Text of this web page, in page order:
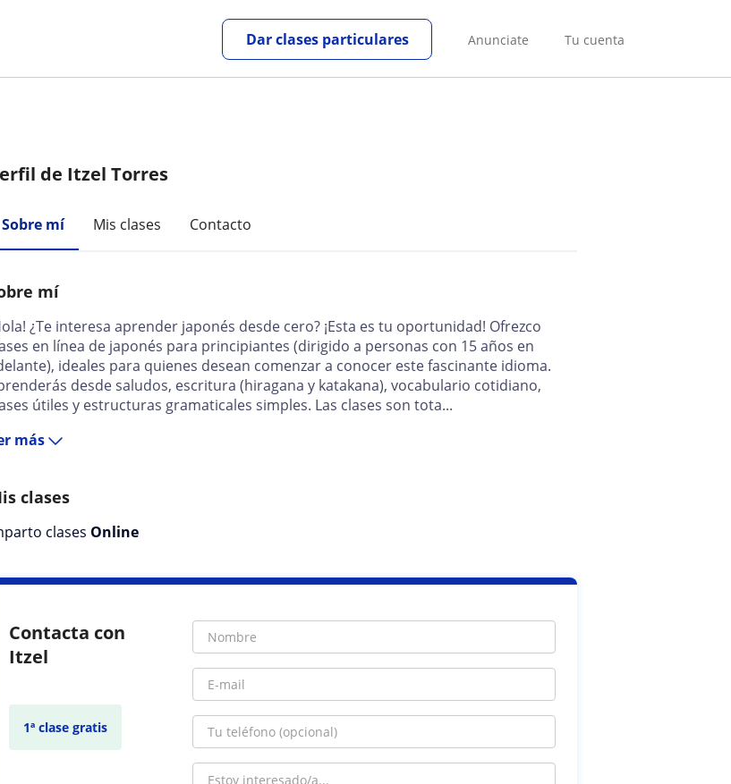
Anunciate Tu cuenta
Dar clases particulares
de Itzel Torres
Sobre mí Mis clases Contacto
mí
¿Te interesa aprender japonés desde cero? ¡Esta es tu oportunidad! Ofrezco
en línea de japonés para principiantes (dirigido a personas con 15 años en
ideales para quienes desean comenzar a conocer este fascinante idioma.
desde saludos, escritura (hiragana y katakana), vocabulario cotidiano,
útiles y estructuras gramaticales simples. Las clases son tota...
más
clases
clases Online
Contacta con
Itzel
1ª clase gratis